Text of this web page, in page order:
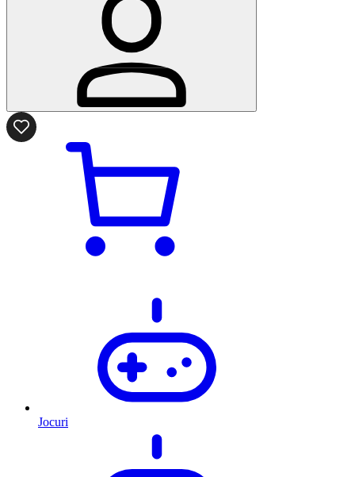
Jocuri